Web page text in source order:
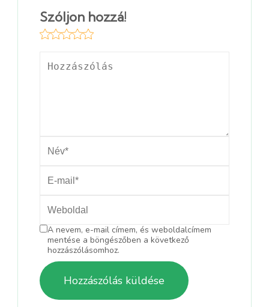
Szóljon hozzá!
A nevem, e-mail címem, és weboldalcímem
mentése a böngészőben a következő
hozzászólásomhoz.